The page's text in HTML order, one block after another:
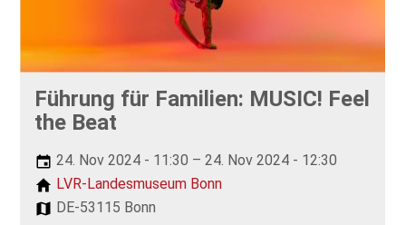
Führung für Familien: MUSIC! Feel
the Beat
24. Nov 2024 - 11:30 – 24. Nov 2024 - 12:30
LVR-Landesmuseum Bonn
DE-53115 Bonn